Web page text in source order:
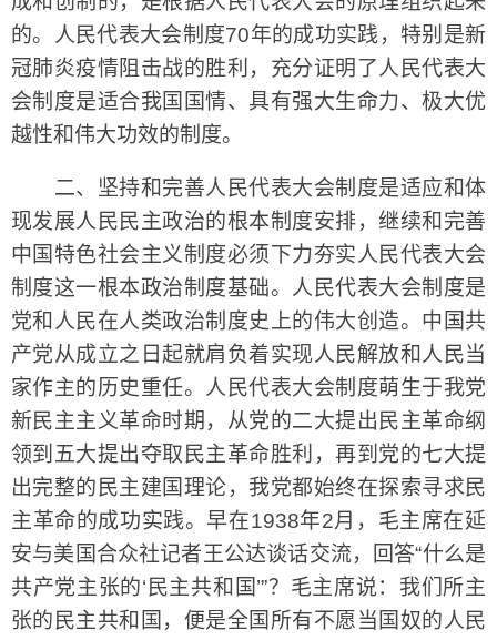
的。人民代表大会制度70年的成功实践，特别是新
冠肺炎疫情阻击战的胜利，充分证明了人民代表大
会制度是适合我国国情、具有强大生命力、极大优
越性和伟大功效的制度。
二、坚持和完善人民代表大会制度是适应和体
现发展人民民主政治的根本制度安排，继续和完善
中国特色社会主义制度必须下力夯实人民代表大会
制度这一根本政治制度基础。人民代表大会制度是
党和人民在人类政治制度史上的伟大创造。中国共
产党从成立之日起就肩负着实现人民解放和人民当
家作主的历史重任。人民代表大会制度萌生于我党
新民主主义革命时期，从党的二大提出民主革命纲
领到五大提出夺取民主革命胜利，再到党的七大提
出完整的民主建国理论，我党都始终在探索寻求民
主革命的成功实践。早在1938年2月，毛主席在延
安与美国合众社记者王公达谈话交流，回答“什么是
共产党主张的‘民主共和国’”？毛主席说：我们所主
张的民主共和国，便是全国所有不愿当国奴的人民